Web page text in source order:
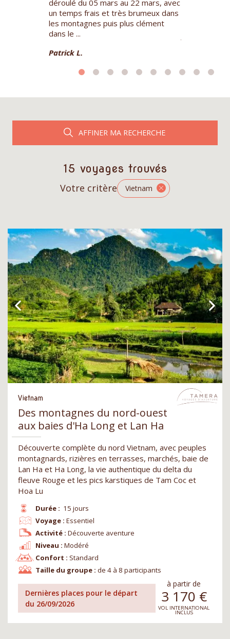
déroulé du 05 mars au 22 mars, avec
un temps frais et très brumeux dans
les montagnes puis plus clément
dans le ...
Patrick L.
AFFINER MA RECHERCHE
15 voyages trouvés
Votre critère Vietnam
Vietnam
Des montagnes du nord-ouest
aux baies d'Ha Long et Lan Ha
Découverte complète du nord Vietnam, avec peuples
montagnards, rizières en terrasses, marchés, baie de
Lan Ha et Ha Long, la vie authentique du delta du
fleuve Rouge et les pics karstiques de Tam Coc et
Hoa Lu
Durée : 15 jours
Niveau : Modéré
Voyage : Essentiel
Confort : Standard
Activité : Découverte aventure
Taille du groupe : de 4 à 8 participants
Dernières places pour le départ
du 26/09/2026
à partir de
3 170 €
VOL INTERNATIONAL
INCLUS